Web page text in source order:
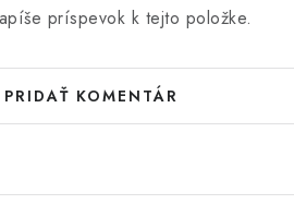
príspevok k tejto položke.
PRIDAŤ KOMENTÁR